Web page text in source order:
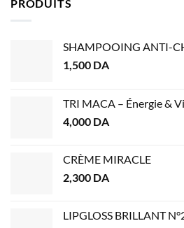
PRODUITS
SHAMPOOING ANTI-
1,500 DA
TRI MACA – Énergie &
4,000 DA
CRÈME MIRACLE
2,300 DA
LIPGLOSS BRILLANT